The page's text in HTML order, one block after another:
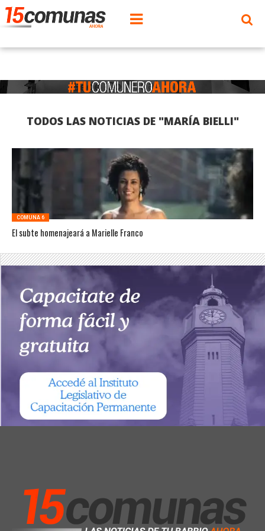
TODOS LAS NOTICIAS DE "MARÍA BIELLI"
COMUNA 6
El subte homenajeará a Marielle Franco